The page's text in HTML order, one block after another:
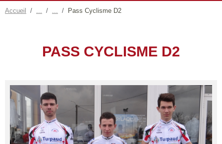
Accueil Pass Cyclisme D2
PASS CYCLISME D2